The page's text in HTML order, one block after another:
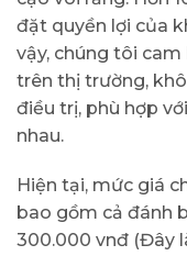
đặt quyền lợi của
vậy, chúng tôi
trên thị trường,
điều trị, phù hợp
nhau.
Hiện tại, mức giá
bao gồm cả đánh
300.000 vnđ (Đây